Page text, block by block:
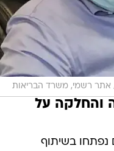
אתר רשמי, משרד הבריאות
והחלקה על
מ-25 מתחמים נפתחו בשיתוף